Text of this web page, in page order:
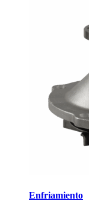
Enfriamiento